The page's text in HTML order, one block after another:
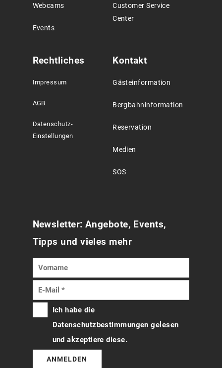
Webcams
Events
Customer Service
Center
Rechtliches
Impressum
AGB
Datenschutz-
Einstellungen
Kontakt
Gästeinformation
Bergbahninformation
Reservation
Medien
SOS
Newsletter: Angebote, Events,
Tipps und vieles mehr
Ich habe die
Datenschutzbestimmungen gelesen
und akzeptiere diese.
ANMELDEN